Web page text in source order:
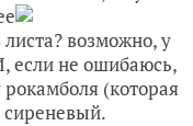
возможно, у
если не ошибаюсь,
рокамболя (которая
сиреневый.